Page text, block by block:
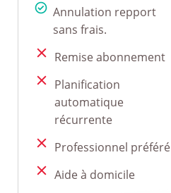
Annulation repport
sans frais.
Remise abonnement
Planification
automatique
récurrente
Professionnel préféré
Aide à domicile